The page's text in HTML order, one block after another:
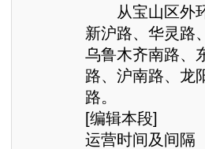
从宝山区外环
新沪路、华灵路
乌鲁木齐南路、
路、沪南路、龙
路。
[编辑本段]
运营时间及间隔